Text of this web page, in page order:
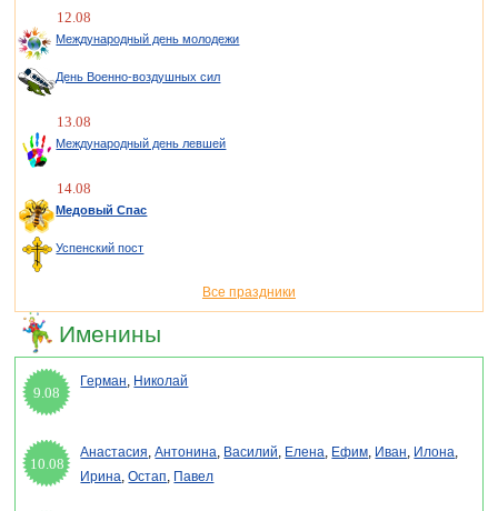
12.08
Международный день молодежи
День Военно-воздушных сил
13.08
Международный день левшей
14.08
Медовый Спас
Успенский пост
Все праздники
Именины
9.08
Герман, Николай
10.08
Анастасия,Антонина, Василий, Елена, Ефим, Иван, Илона,
Ирина,Остап, Павел